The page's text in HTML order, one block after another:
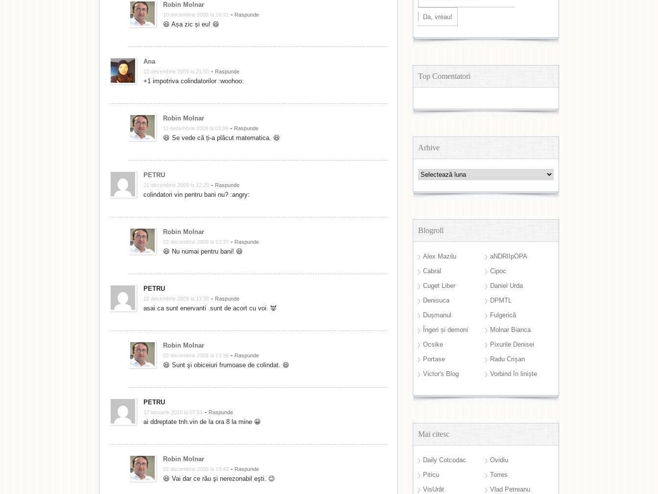
Robin Molnar
10 decembrie 2009 la 16:31 - Raspunde
😆 Așa zic și eu! 😆
Ana
10 decembrie 2009 la 21:50 - Raspunde
+1 impotriva colindatorilor :woohoo:
Robin Molnar
11 decembrie 2009 la 03:36 - Raspunde
😆 Se vede că ți-a plăcut matematica. 😆
PETRU
21 decembrie 2009 la 12:29 - Raspunde
colindatori vin pentru bani nu? :angry:
Robin Molnar
22 decembrie 2009 la 13:37 - Raspunde
😆 Nu numai pentru bani! 😆
PETRU
22 decembrie 2009 la 13:39 - Raspunde
asai ca sunt enervanti .sunt de acort cu voi. 👿
Robin Molnar
22 decembrie 2009 la 13:39 - Raspunde
😆 Sunt şi obiceiuri frumoase de colindat. 😆
PETRU
17 ianuarie 2010 la 07:51 - Raspunde
ai ddreptate tnh.vin de la ora 8 la mine 😀
Robin Molnar
22 decembrie 2009 la 13:42 - Raspunde
😆 Vai dar ce rău şi nerezonabil eşti. 😉
Top Comentatori
Arhive
Arhive
Blogroll
Alex Mazilu
aNDRIIpOPA
Cabral
Cipoc
Cuget Liber
Daniel Urda
Denisuca
DPMTL
Dușmanul
Fulgerică
Îngeri și demoni
Molnar Bianca
Ocsike
Pixurile Denisei
Portase
Radu Crișan
Victor's Blog
Vorbind în liniște
Mai citesc
Daily Cotcodac
Ovidiu
Piticu
Torres
VisUrât
Vlad Petreanu